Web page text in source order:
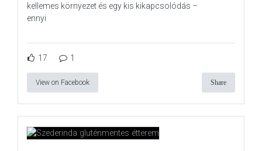
kellemes környezet és egy kis kikapcsolódás –
ennyi
17 1
View on Facebook Share